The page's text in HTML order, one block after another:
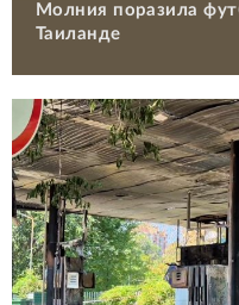
Молния поразила
Таиланде